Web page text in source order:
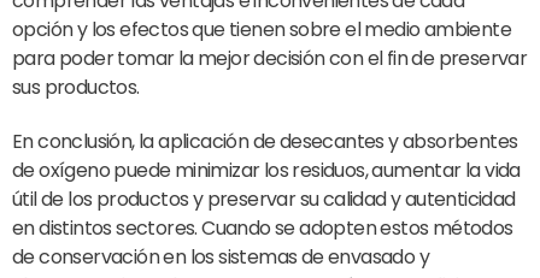
opción y los efectos que tienen sobre el medio ambiente
para poder tomar la mejor decisión con el fin de preservar
sus productos.
En conclusión, la aplicación de desecantes y absorbentes
de oxígeno puede minimizar los residuos, aumentar la vida
útil de los productos y preservar su calidad y autenticidad
en distintos sectores. Cuando se adopten estos métodos
de conservación en los sistemas de envasado y